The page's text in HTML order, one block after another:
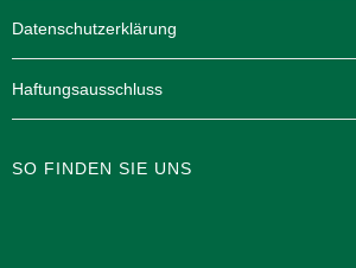
Datenschutzerklärung
Haftungsausschluss
SO FINDEN SIE UNS